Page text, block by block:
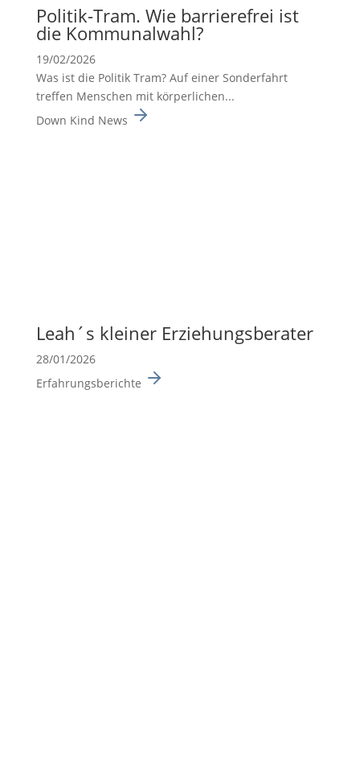
Politik-Tram. Wie barrie­re­frei ist
die Kommu­nal­wahl?
19/02/2026
Was ist die Politik Tram? Auf einer Sonderfahrt
treffen Menschen mit körperlichen...
Down Kind News
Leah´s kleiner Erzie­hungs­be­rater
28/01/2026
Erfahrungsberichte